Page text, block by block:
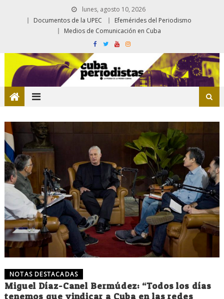
lunes, agosto 10, 2026
Documentos de la UPEC
Efemérides del Periodismo
Medios de Comunicación en Cuba
NOTAS DESTACADAS
Miguel Díaz-Canel Bermúdez: “Todos los días
tenemos que vindicar a Cuba en las redes